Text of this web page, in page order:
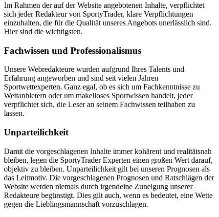
Im Rahmen der auf der Website angebotenen Inhalte, verpflichtet
sich jeder Redakteur von SportyTrader, klare Verpflichtungen
einzuhalten, die für die Qualität unseres Angebots unerlässlich sind.
Hier sind die wichtigsten.
Fachwissen und Professionalismus
Unsere Webredakteure wurden aufgrund Ihres Talents und
Erfahrung angeworben und sind seit vielen Jahren
Sportwettexperten. Ganz egal, ob es sich um Fachkenntnisse zu
Wettanbietern oder um makelloses Sportwissen handelt, jeder
verpflichtet sich, die Leser an seinem Fachwissen teilhaben zu
lassen.
Unparteilichkeit
Damit die vorgeschlagenen Inhalte immer kohärent und realitätsnah
bleiben, legen die SportyTrader Experten einen großen Wert darauf,
objektiv zu bleiben. Unparteilichkeit gilt bei unseren Prognosen als
das Leitmotiv. Die vorgeschlagenen Prognosen und Ratschlägen der
Website werden niemals durch irgendeine Zuneigung unserer
Redakteure begünstigt. Dies gilt auch, wenn es bedeutet, eine Wette
gegen die Lieblingsmannschaft vorzuschlagen.